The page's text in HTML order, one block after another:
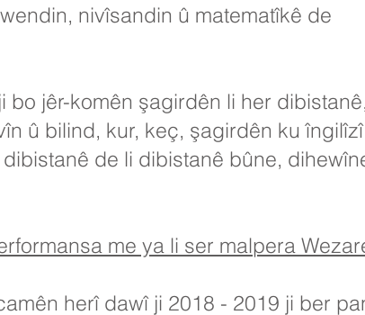
nivîsandin û matematîkê de
bo jêr-komên şagirdên li her
û bilind, kur, keç, şagirdên ku
de li dibistanê bûne,
me ya li ser malpera
herî dawî ji 2018 - 2019 ji ber